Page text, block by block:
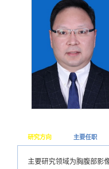
研究方向 主要任职
主要研究领域为胸腹部影